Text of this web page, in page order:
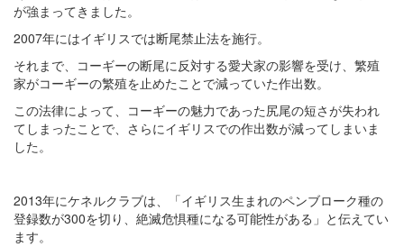
が強まってきました。
2007年にはイギリスでは断尾禁止法を施行。
それまで、コーギーの断尾に反対する愛犬家の影響を受け、繁殖
家がコーギーの繁殖を止めたことで減っていた作出数。
この法律によって、コーギーの魅力であった尻尾の短さが失われ
てしまったことで、さらにイギリスでの作出数が減ってしまいま
した。
2013年にケネルクラブは、「イギリス生まれのペンブローク種の
登録数が300を切り、絶滅危惧種になる可能性がある」と伝えてい
ます。